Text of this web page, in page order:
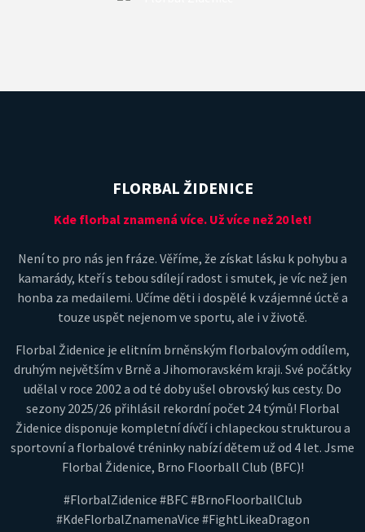
FLORBAL ŽIDENICE
Kde florbal znamená více. Už více než 20 let!
Není to pro nás jen fráze. Věříme, že získat lásku k pohybu a
kamarády, kteří s tebou sdílejí radost i smutek, je víc než jen
honba za medailemi. Učíme děti i dospělé k vzájemné úctě a
touze uspět nejenom ve sportu, ale i v životě.
Florbal Židenice je elitním brněnským florbalovým oddílem,
druhým největším v Brně a Jihomoravském kraji. Své počátky
udělal v roce 2002 a od té doby ušel obrovský kus cesty. Do
sezony 2025/26 přihlásil rekordní počet 24 týmů! Florbal
Židenice disponuje kompletní dívčí i chlapeckou strukturou a
sportovní a florbalové tréninky nabízí dětem už od 4 let. Jsme
Florbal Židenice, Brno Floorball Club (BFC)!
#FlorbalZidenice #BFC #BrnoFloorballClub
#KdeFlorbalZnamenaVice #FightLikeaDragon